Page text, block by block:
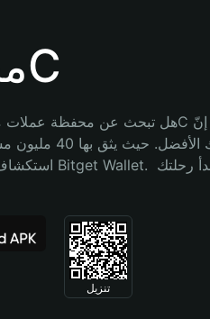
محفظة 420C
تنزيل